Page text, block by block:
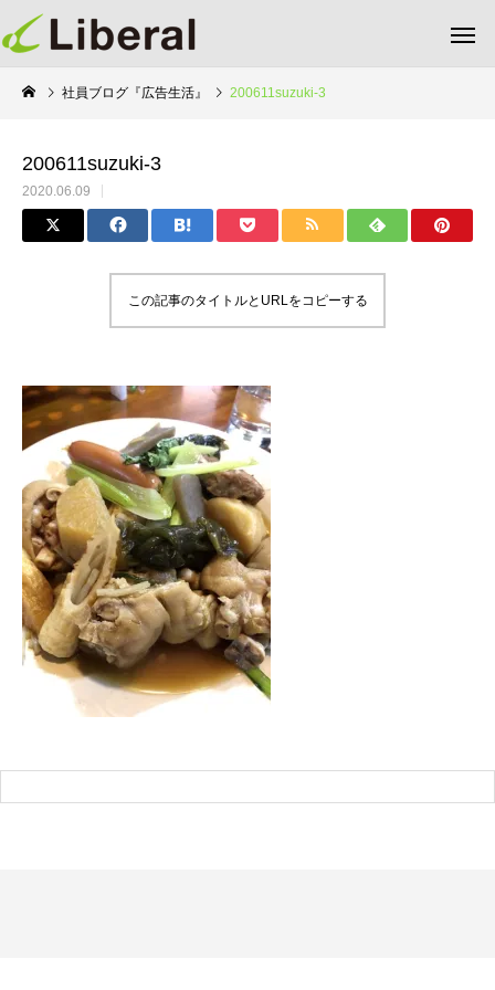
社員ブログ『広告生活』 200611suzuki-3
200611suzuki-3
2020.06.09
この記事のタイトルとURLをコピーする